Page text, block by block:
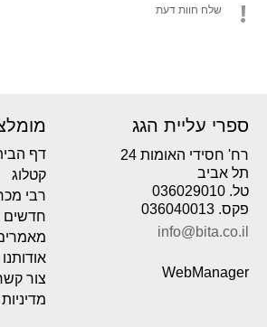
שלח חוות דעת
ספרי עליית הגג
רח' חסידי האומות 24
תל אביב
טל. 036029010
פקס. 036040013
info@bita.co.il
WebManager
דף
קטלוג
רבי
חדשים
אודותנו
צור